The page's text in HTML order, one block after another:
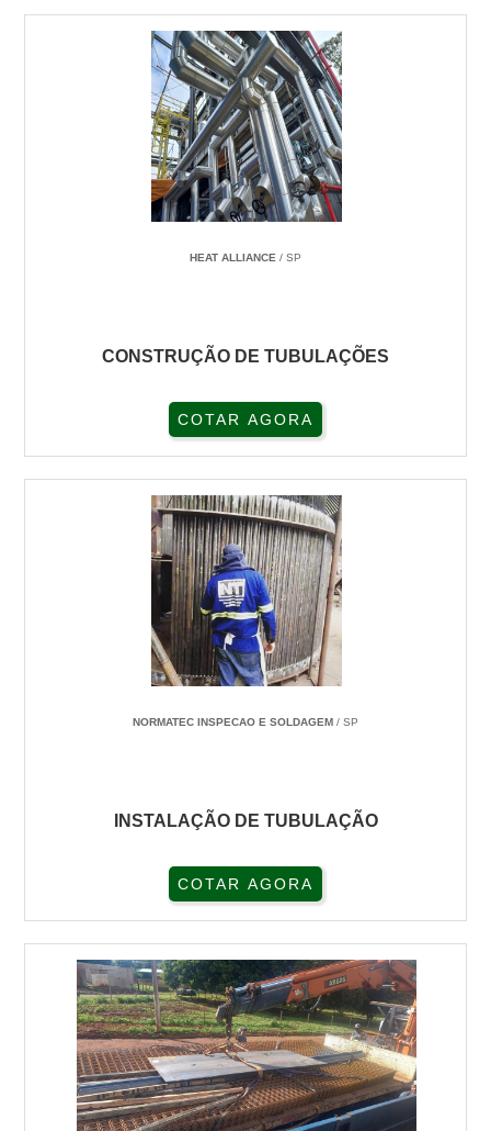
HEAT ALLIANCE / SP
CONSTRUÇÃO DE TUBULAÇÕES
COTAR AGORA
NORMATEC INSPECAO E SOLDAGEM / SP
INSTALAÇÃO DE TUBULAÇÃO
COTAR AGORA